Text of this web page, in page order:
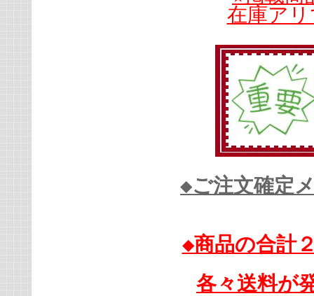
在庫ア
◆ご注文確定
◆商品の合計
各々送料が